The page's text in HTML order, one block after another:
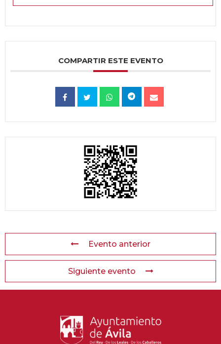
COMPARTIR ESTE EVENTO
Evento anterior
Siguiente evento